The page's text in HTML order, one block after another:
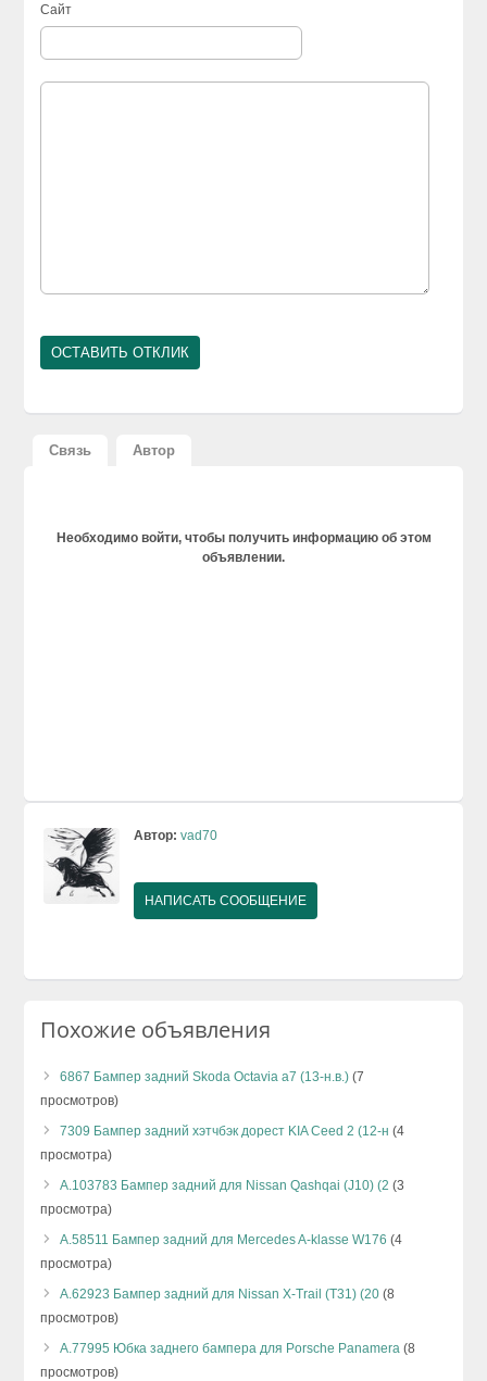
Сайт
Связь Автор
Необходимо войти, чтобы получить информацию об этом
объявлении.
Автор: vad70
НАПИСАТЬ СООБЩЕНИЕ
Похожие объявления
6867 Бампер задний Skoda Octavia а7 (13-н.в.) (7
просмотров)
7309 Бампер задний хэтчбэк дорест KIA Ceed 2 (12-н (4
просмотра)
А.103783 Бампер задний для Nissan Qashqai (J10) (2 (3
просмотра)
А.58511 Бампер задний для Mercedes A-klasse W176 (4
просмотра)
А.62923 Бампер задний для Nissan X-Trail (T31) (20 (8
просмотров)
А.77995 Юбка заднего бампера для Porsche Panamera (8
просмотров)